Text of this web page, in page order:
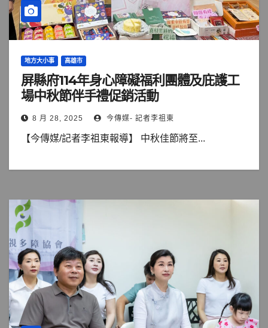
地方大小事 高雄市
屏縣府114年身心障礙福利團體及庇護工
場中秋節伴手禮促銷活動
8 月 28, 2025 今傳媒- 記者李祖東
【今傳媒/記者李祖東報導】 中秋佳節將至...